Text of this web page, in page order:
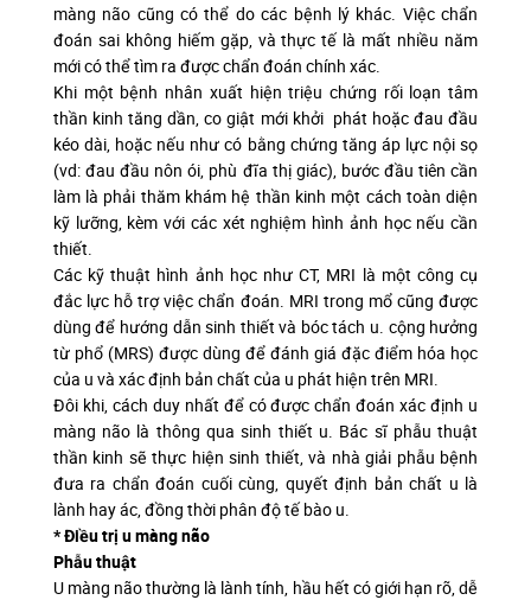
màng não cũng có thể do các bệnh lý khác. Việc chẩn
đoán sai không hiếm gặp, và thực tế là mất nhiều năm
mới có thể tìm ra được chẩn đoán chính xác.
Khi một bệnh nhân xuất hiện triệu chứng rối loạn tâm
thần kinh tăng dần, co giật mới khởi phát hoặc đau đầu
kéo dài, hoặc nếu như có bằng chứng tăng áp lực nội sọ
(vd: đau đầu nôn ói, phù đĩa thị giác), bước đầu tiên cần
làm là phải thăm khám hệ thần kinh một cách toàn diện
kỹ lưỡng, kèm với các xét nghiệm hình ảnh học nếu cần
thiết.
Các kỹ thuật hình ảnh học như CT, MRI là một công cụ
đắc lực hỗ trợ việc chẩn đoán. MRI trong mổ cũng được
dùng để hướng dẫn sinh thiết và bóc tách u. cộng hưởng
từ phổ (MRS) được dùng để đánh giá đặc điểm hóa học
của u và xác định bản chất của u phát hiện trên MRI.
Đôi khi, cách duy nhất để có được chẩn đoán xác định u
màng não là thông qua sinh thiết u. Bác sĩ phẫu thuật
thần kinh sẽ thực hiện sinh thiết, và nhà giải phẫu bệnh
đưa ra chẩn đoán cuối cùng, quyết định bản chất u là
lành hay ác, đồng thời phân độ tế bào u.
* Điều trị u màng não
Phẫu thuật
U màng não thường là lành tính, hầu hết có giới hạn rõ, dễ